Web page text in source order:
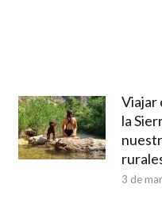
Viajar
la
3 de